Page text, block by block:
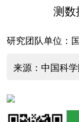
测
研究团队单位：
来源：中国科